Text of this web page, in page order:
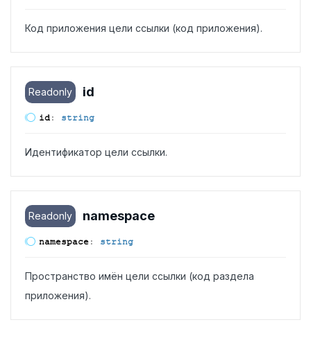
Код приложения цели ссылки (код приложения).
Readonly id
id: string
Идентификатор цели ссылки.
Readonly namespace
namespace: string
Пространство имён цели ссылки (код раздела
приложения).